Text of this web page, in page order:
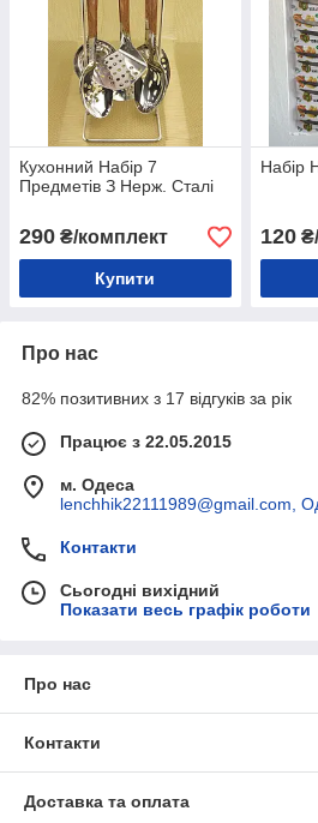
Кухонний Набір 7
Предметів З Нерж. Сталі
290 ₴/комплект
Купити
Набір
120₴/
Про нас
82% позитивних з 17 відгуків за рік
Працює з 22.05.2015
м. Одеса
lenchhik22111989@gmail.com,
Контакти
Сьогодні вихідний
Показати весь графік роботи
Про нас
Контакти
Доставка та оплата